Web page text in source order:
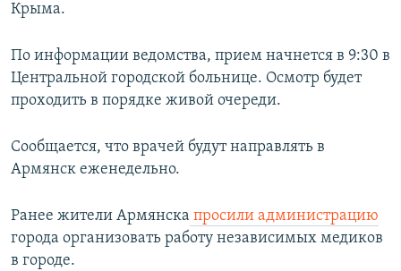
Крыма.
По информации ведомства, прием начнется в 9:30 в
Центральной городской больнице. Осмотр будет
проходить в порядке живой очереди.
Сообщается, что врачей будут направлять в
Армянск еженедельно.
Ранее жители Армянска просили администрацию
города организовать работу независимых медиков
в городе.